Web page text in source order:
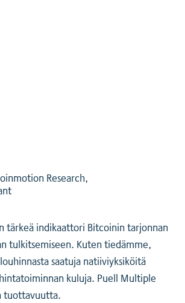
Research,
tärkeä indikaattori Bitcoinin tarjonnan
tulkitsemiseen. Kuten tiedämme,
saatuja natiiviyksiköitä
kuluja. Puell Multiple
tuottavuutta.